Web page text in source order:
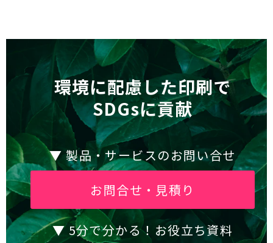
環境に配慮した印刷で
SDGsに貢献
▼ 製品・サービスのお問い合せ
お問合せ・見積り
▼ 5分で分かる！お役立ち資料